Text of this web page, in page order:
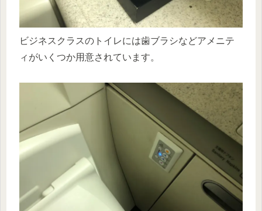
ビジネスクラスのトイレには歯ブラシなどアメニテ
ィがいくつか用意されています。